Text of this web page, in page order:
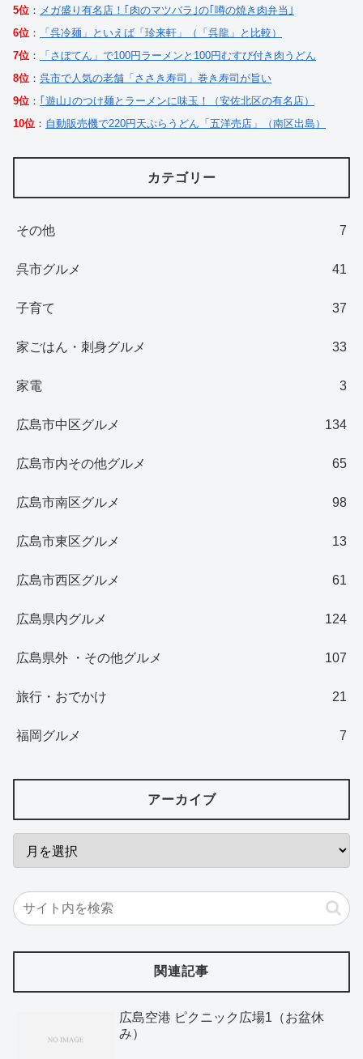
5位 ： メガ盛り有名店！｢肉のマツバラ｣の｢噂の焼き肉弁当｣
6位 ：
「呉冷麺」といえば「珍来軒」（「呉龍」と比較）
7位 ：
「さぼてん」で100円ラーメンと100円むすび付き肉うどん
8位 ： 呉市で人気の老舗「ささき寿司」巻き寿司が旨い
9位 ： ｢遊山｣のつけ麺とラーメンに味玉！（安佐北区の有名店）
10位 ： 自動販売機で220円天ぷらうどん「五洋売店」（南区出島）
カテゴリー
その他 7
呉市グルメ 41
子育て 37
家ごはん・刺身グルメ 33
家電 3
広島市中区グルメ 134
広島市内その他グルメ 65
広島市南区グルメ 98
広島市東区グルメ 13
広島市西区グルメ 61
広島県内グルメ 124
広島県外 ・その他グルメ 107
旅行・おでかけ 21
福岡グルメ 7
アーカイブ
関連記事
広島空港 ピクニック広場1（お盆休
み）